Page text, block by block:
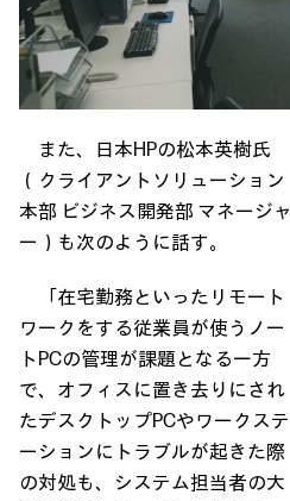
また、日本HPの松本英樹氏
（クライアントソリューション
本部 ビジネス開発部 マネージャ
ー）も次のように話す。
「在宅勤務といったリモート
ワークをする従業員が使うノー
トPCの管理が課題となる一方
で、オフィスに置き去りにされ
たデスクトップPCやワークステ
ーションにトラブルが起きた際
の対処も、システム担当者の大